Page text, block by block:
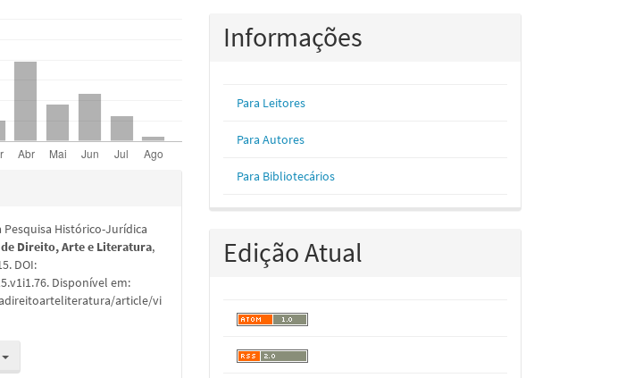
Pesquisa Histórico-Jurídica
de Direito, Arte e Literatura,
DOI:
Disponível em:
article/vi
Informações
Para Leitores
Para Autores
Para Bibliotecários
Edição Atual